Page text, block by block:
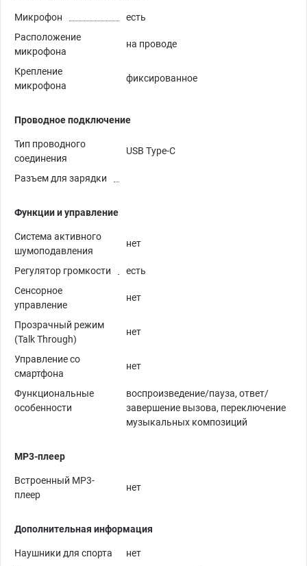
Микрофон
есть
Расположение
микрофона
на проводе
Крепление
микрофона
фиксированное
Проводное подключение
Тип проводного
соединения
USB Type-C
Разъем для зарядки
Функции и управление
Система активного
шумоподавления
нет
Регулятор громкости
есть
Сенсорное
управление
нет
Прозрачный режим
(Talk Through)
нет
Управление со
смартфона
нет
Функциональные
особенности
воспроизведение/пауза, ответ/
завершение вызова, переключение
музыкальных композиций
MP3-плеер
Встроенный MP3-
плеер
нет
Дополнительная информация
Наушники для спорта
нет